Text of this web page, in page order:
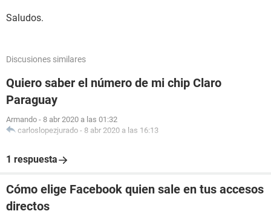
Saludos.
Discusiones similares
Quiero saber el número de mi chip Claro
Paraguay
Armando - 8 abr 2020 a las 01:32
carloslopezjurado - 8 abr 2020 a las 16:13
1 respuesta
Cómo elige Facebook quien sale en tus accesos
directos